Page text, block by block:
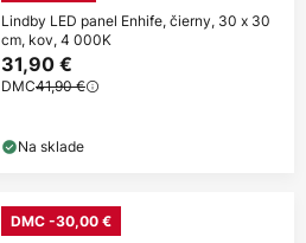
Lindby LED panel Enhife, čierny, 30 x 30
cm, kov, 4 000K
31,90 €
DMC41,90 €
Na sklade
DMC -30,00 €